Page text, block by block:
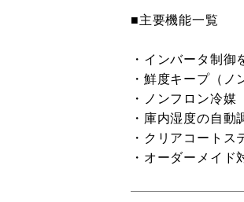
■主要機能一覧
・インバータ制御
・鮮度キープ（ノ
・ノンフロン冷媒
・庫内湿度の自動
・クリアコート
・オーダーメイド